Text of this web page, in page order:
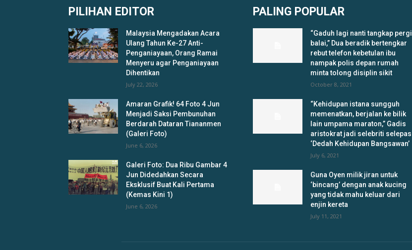
PILIHAN EDITOR
Malaysia Mengadakan Acara
Ulang Tahun Ke-27 Anti-
Penganiayaan, Orang Ramai
Menyeru agar Penganiayaan
Dihentikan
July 22, 2026
Amaran Grafik! 64 Foto 4 Jun
Menjadi Saksi Pembunuhan
Berdarah Dataran Tiananmen
(Galeri Foto)
June 6, 2026
Galeri Foto: Dua Ribu Gambar 4
Jun Didedahkan Secara
Eksklusif Buat Kali Pertama
(Kemas Kini 1)
June 6, 2026
PALING POPULAR
“Gaduh lagi nanti tangkap pergi
balai,” Dua beradik bertengkar
rebut telefon kebetulan ibu
nampak polis depan rumah
minta tolong disiplin sikit
October 8, 2021
“Kehidupan istana sungguh
memenatkan, berjalan ke bilik
lain umpama maraton,” Gadis
aristokrat jadi selebriti selepas
‘Dedah Kehidupan Bangsawan’
July 6, 2021
Guna Oyen milik jiran untuk
‘bincang’ dengan anak kucing
yang tidak mahu keluar dari
enjin kereta
July 11, 2021